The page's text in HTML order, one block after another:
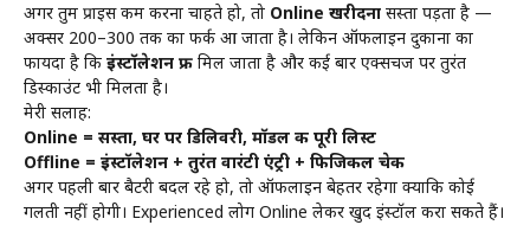
अगर तुम प्राइस कम करना चाहते हो, तो Online खरीदना सस्ता पड़ता है —
अक्सर ₹200–₹300 तक का फर्क आ जाता है। लेकिन ऑफलाइन दुकानों का
फायदा है कि इंस्टॉलेशन फ्री मिल जाता है और कई बार एक्सचेंज पर तुरंत
डिस्काउंट भी मिलता है।
मेरी सलाह:
Online = सस्ता, घर पर डिलिवरी, मॉडल की पूरी लिस्ट
Offline = इंस्टॉलेशन + तुरंत वारंटी एंट्री + फिजिकल चेक
अगर पहली बार बैटरी बदल रहे हो, तो ऑफलाइन बेहतर रहेगा क्योंकि कोई
गलती नहीं होगी। Experienced लोग Online लेकर खुद इंस्टॉल करा सकते हैं।